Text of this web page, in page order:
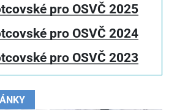
pro OSVČ 2025
pro OSVČ 2024
pro OSVČ 2023